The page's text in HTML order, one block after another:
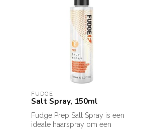
FUDGE
Salt Spray, 150ml
Fudge Prep Salt Spray is een
ideale haarspray om een